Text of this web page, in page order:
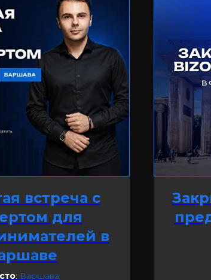
встреча с
для
в
: Варшава